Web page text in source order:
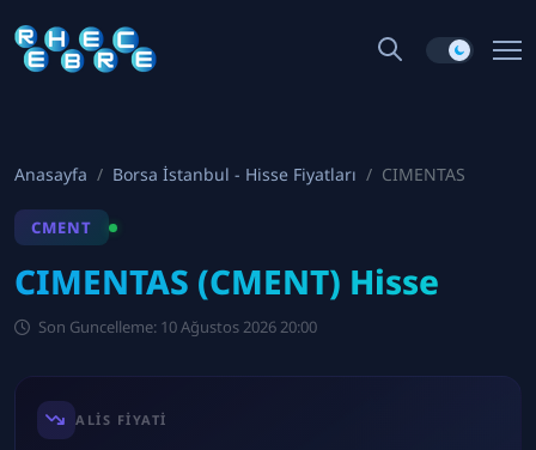
Anasayfa Borsa İstanbul - Hisse Fiyatları CIMENTAS
CMENT
CIMENTAS (CMENT) Hisse
Son Guncelleme: 10 Ağustos 2026 20:00
ALIS FIYATI